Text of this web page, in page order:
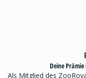
Deine
Als Mitglied des